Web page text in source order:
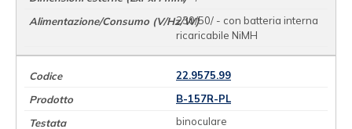
230/50/ - con batteria interna
ricaricabile NiMH
22.9575.99
B-157R-PL
binoculare